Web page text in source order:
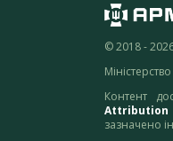
© 2018 -
Контент
зазначено